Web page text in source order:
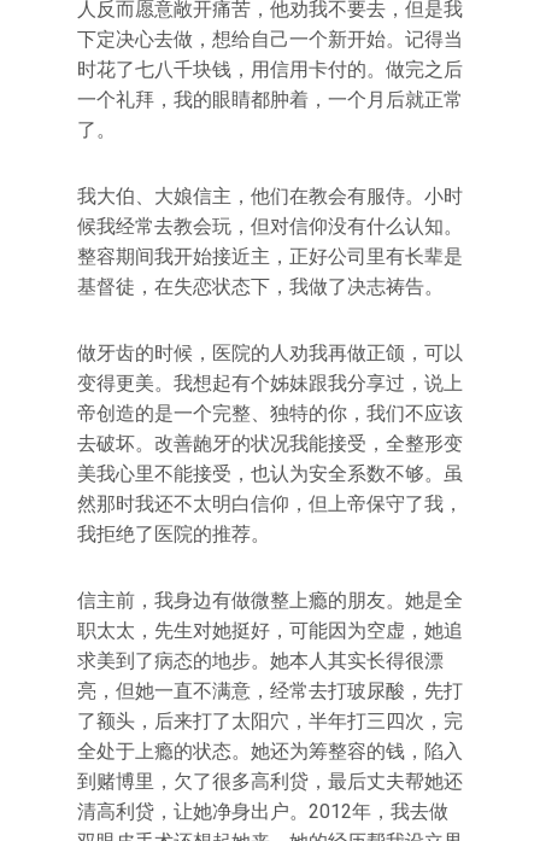
人反而愿意敞开痛苦，他劝我不要去，但是我
下定决心去做，想给自己一个新开始。记得当
时花了七八千块钱，用信用卡付的。做完之后
一个礼拜，我的眼睛都肿着，一个月后就正常
了。
我大伯、大娘信主，他们在教会有服侍。小时
候我经常去教会玩，但对信仰没有什么认知。
整容期间我开始接近主，正好公司里有长辈是
基督徒，在失恋状态下，我做了决志祷告。
做牙齿的时候，医院的人劝我再做正颌，可以
变得更美。我想起有个姊妹跟我分享过，说上
帝创造的是一个完整、独特的你，我们不应该
去破坏。改善龅牙的状况我能接受，全整形变
美我心里不能接受，也认为安全系数不够。虽
然那时我还不太明白信仰，但上帝保守了我，
我拒绝了医院的推荐。
信主前，我身边有做微整上瘾的朋友。她是全
职太太，先生对她挺好，可能因为空虚，她追
求美到了病态的地步。她本人其实长得很漂
亮，但她一直不满意，经常去打玻尿酸，先打
了额头，后来打了太阳穴，半年打三四次，完
全处于上瘾的状态。她还为筹整容的钱，陷入
到赌博里，欠了很多高利贷，最后丈夫帮她还
清高利贷，让她净身出户。2012年，我去做